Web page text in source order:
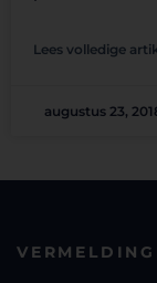
Lees volledige
augustus 23,